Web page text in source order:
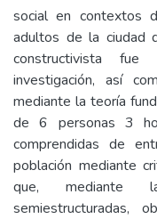
social en contextos
adultos de la ciudad
constructivista
investigación, así
mediante la teoría
de 6 personas 3
comprendidas de
población mediante
que, mediante
semiestructuradas,